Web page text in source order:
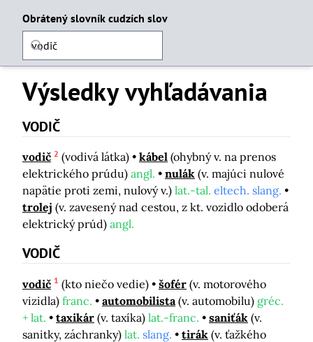
Obrátený slovník cudzích slov
Výsledky vyhľadávania
VODIČ
vodič 2 (vodivá látka) kábel (ohybný v. na prenos
elektrického prúdu) angl. nulák (v. majúci nulové
napätie proti zemi, nulový v.) lat.-tal. eltech. slang.
trolej (v. zavesený nad cestou, z kt. vozidlo odoberá
elektrický prúd) angl.
VODIČ
vodič 1 (kto niečo vedie) šofér (v. motorového
vizidla) franc. automobilista (v. automobilu) gréc.
+ lat.
taxikár (v. taxíka) lat.-franc. saniťák (v.
sanitky, záchranky) lat. slang. tirák (v. ťažkého